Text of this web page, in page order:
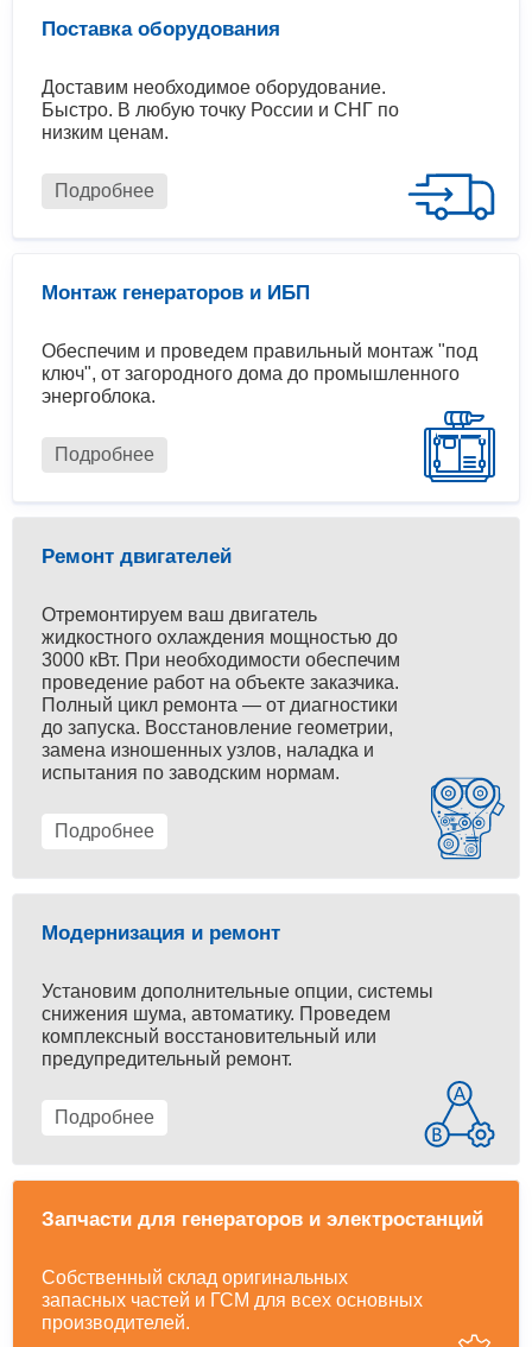
Поставка оборудования
Доставим необходимое оборудование.
Быстро. В любую точку России и СНГ по
низким ценам.
Подробнее
Монтаж генераторов и ИБП
Обеспечим и проведем правильный монтаж "под
ключ", от загородного дома до промышленного
энергоблока.
Подробнее
Ремонт двигателей
Отремонтируем ваш двигатель
жидкостного охлаждения мощностью до
3000 кВт. При необходимости обеспечим
проведение работ на объекте заказчика.
Полный цикл ремонта — от диагностики
до запуска. Восстановление геометрии,
замена изношенных узлов, наладка и
испытания по заводским нормам.
Подробнее
Модернизация и ремонт
Установим дополнительные опции, системы
снижения шума, автоматику. Проведем
комплексный восстановительный или
предупредительный ремонт.
Подробнее
Запчасти для генераторов и электростанций
Собственный склад оригинальных
запасных частей и ГСМ для всех основных
производителей.